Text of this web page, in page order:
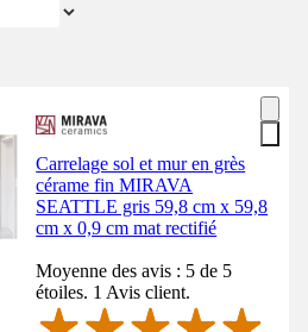
Carrelage sol et mur en grès
cérame fin MIRAVA
SEATTLE gris 59,8 cm x 59,8
cm x 0,9 cm mat rectifié
Moyenne des avis : 5 de 5
étoiles. 1 Avis client.